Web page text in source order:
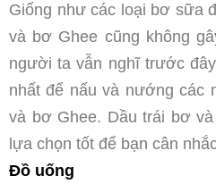
Giống như các loại bơ sữa
và bơ Ghee cũng không
người ta vẫn nghĩ trước
nhất để nấu và nướng các
và bơ Ghee. Dầu trái bơ
lựa chọn tốt để bạn cân
Đồ uống